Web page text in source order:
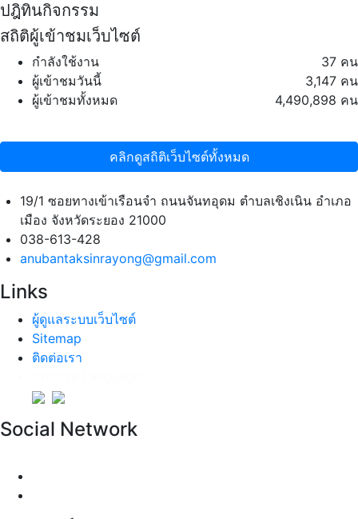
ปฎิทินกิจกรรม
สถิติผู้เข้าชมเว็บไซต์
กำลังใช้งาน
37 คน
ผู้เข้าชมวันนี้
3,147 คน
ผู้เข้าชมทั้งหมด
4,490,898 คน
คลิกดูสถิติเว็บไซต์ทั้งหมด
19/1 ซอยทางเข้าเรือนจำ ถนนจันทอุดม ตำบลเชิงเนิน อำเภอ
เมือง จังหวัดระยอง 21000
038-613-428
anubantaksinrayong@gmail.com
Links
ผู้ดูแลระบบเว็บไซต์
Sitemap
ติดต่อเรา
Social Network